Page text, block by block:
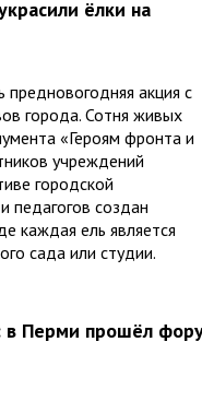
ёлки на
акция с
города. Сотня живых
«Героям фронта и
учреждений
городской
педагогов создан
каждая ель является
сада или студии.
в Перми прошёл